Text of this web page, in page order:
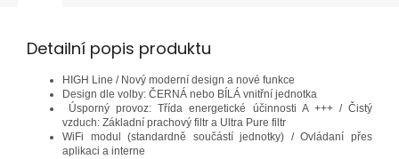
Detailní popis produktu
HIGH Line / Nový moderní design a nové funkce
Design dle volby: ČERNÁ nebo BÍLÁ vnitřní jednotka
Úsporný provoz: Třída energetické účinnosti A +++ / Čistý
vzduch: Základní prachový filtr a Ultra Pure filtr
WiFi modul (standardně součástí jednotky) / Ovládaní přes
aplikaci a interne